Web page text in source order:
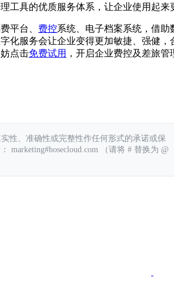
工具的优质服务体系，让企业使用起来
平台、 费控系统、电子档案系统，借
化服务会让企业变得更加敏捷、强健
点击免费试用 ，开启企业费控及差旅管
性、准确性或完整性作任何形式的承诺或保
（请将 # 替换为 @